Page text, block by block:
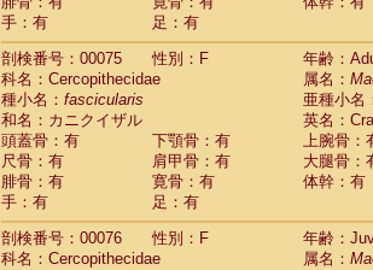
手：有
足：有
剖検番号：00075
性別：F
年齢：
科名：Cercopithecidae
属名：
種小名： fascicularis
亜種小名
和名：カニクイザル
英名：
頭蓋骨：有
下顎骨：有
上腕骨：
尺骨：有
肩甲骨：有
大腿骨：
腓骨：有
寛骨：有
体幹：有
手：有
足：有
剖検番号：00076
性別：F
年齢：
科名：Cercopithecidae
属名：